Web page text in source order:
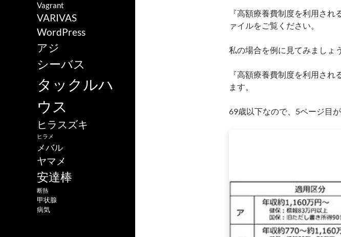
『高額療養費制度を利用さ
ァイルをご覧ください。
私の場合を例に見てみましょう
『高額療養費制度を利用さ
ます。
69歳以下なので、5ページ目が
Vagrant
VARIVAS
WordPress
アジ
シーバス
タックルハ
ウス
ヒラスズキ
ヒラメ
メバル
ヤマメ
安達棒
断熱
甲状腺
病気